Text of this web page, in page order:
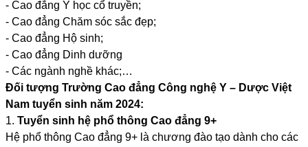
- Cao đẳng Y học cổ truyền;
- Cao đẳng Chăm sóc sắc đẹp;
- Cao đẳng Hộ sinh;
- Cao đẳng Dinh dưỡng
- Các ngành nghề khác;…
Đối tượng Trường Cao đẳng Công nghệ Y – Dược Việt
Nam tuyển sinh năm 2024:
1. Tuyển sinh hệ phổ thông Cao đẳng 9+
Hệ phổ thông Cao đẳng 9+ là chương đào tạo dành cho các